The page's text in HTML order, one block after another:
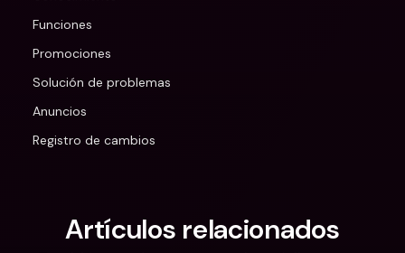
Funciones
Promociones
Solución de problemas
Anuncios
Registro de cambios
Artículos relacionados